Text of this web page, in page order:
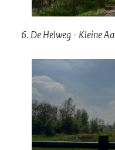
6. De Helweg - Kleine Aa